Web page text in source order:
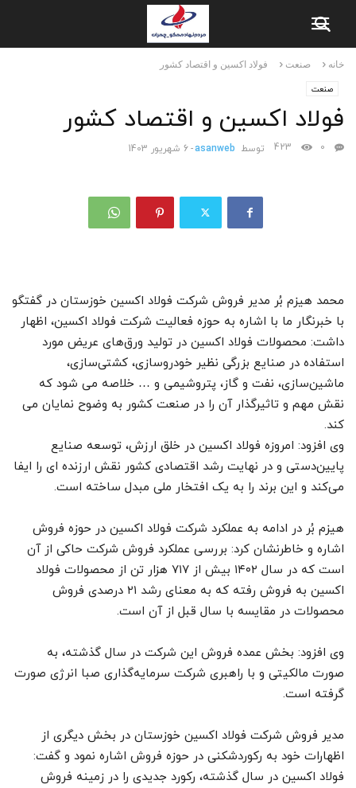
خانه صنعت فولاد اکسین و اقتصاد کشور
صنعت
فولاد اکسین و اقتصاد کشور
توسط asanweb
-6 شهریور 1403 0
423
محمد هیزم بُر مدیر فروش شرکت فولاد اکسین خوزستان در گفتگو
با خبرنگار ما با اشاره به حوزه فعالیت شرکت فولاد اکسین، اظهار
داشت: محصولات فولاد اکسین در تولید ورق‌های عریض مورد
استفاده در صنایع بزرگی نظیر خودروسازی، کشتی‌سازی،
ماشین‌سازی، نفت و گاز، پتروشیمی و … خلاصه می شود که
نقش مهم و تاثیرگذار آن را در صنعت کشور به وضوح نمایان می
کند.
وی افزود: امروزه فولاد اکسین در خلق ارزش، توسعه صنایع
پایین‌دستی و در نهایت رشد اقتصادی کشور نقش ارزنده ای را ایفا
می‌کند و این برند را به یک افتخار ملی مبدل ساخته است.
هیزم بُر در ادامه به عملکرد شرکت فولاد اکسین در حوزه فروش
اشاره و خاطرنشان کرد: بررسی عملکرد فروش شرکت حاکی از آن
است که در سال ۱۴۰۲ بیش از ۷۱۷ هزار تن از محصولات فولاد
اکسین به فروش رفته که به معنای رشد ۲۱ درصدی فروش
محصولات در مقایسه با سال قبل از آن است.
وی افزود: بخش عمده فروش این شرکت در سال گذشته، به
صورت مالکیتی و با راهبری شرکت سرمایه‌گذاری صبا انرژی صورت
گرفته است.
مدیر فر‌وش شرکت فولاد اکسین خوزستان در بخش دیگری از
اظهارات خود به رکوردشکنی در حوزه فروش اشاره نمود و گفت:
فولاد اکسین در سال گذشته، رکورد جدیدی را در زمینه فروش